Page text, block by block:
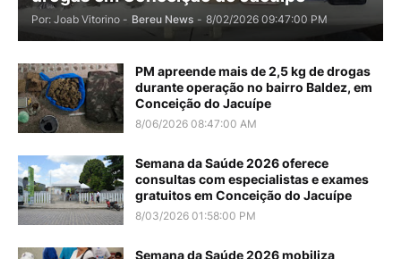
Por: Joab Vitorino - Bereu News - 8/02/2026 09:47:00 PM
PM apreende mais de 2,5 kg de drogas
durante operação no bairro Baldez, em
Conceição do Jacuípe
8/06/2026 08:47:00 AM
Semana da Saúde 2026 oferece
consultas com especialistas e exames
gratuitos em Conceição do Jacuípe
8/03/2026 01:58:00 PM
Semana da Saúde 2026 mobiliza